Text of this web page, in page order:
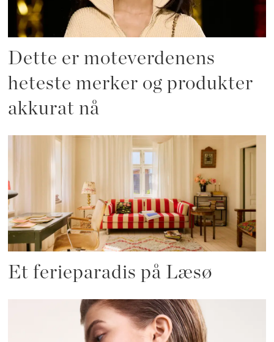
Dette er moteverdenens
heteste merker og produkter
akkurat nå
Et ferieparadis på Læsø